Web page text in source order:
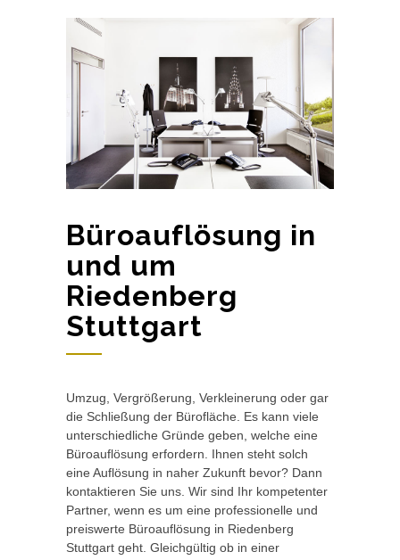
Büroauflösung in
und um
Riedenberg
Stuttgart
Umzug, Vergrößerung, Verkleinerung oder gar
die Schließung der Bürofläche. Es kann viele
unterschiedliche Gründe geben, welche eine
Büroauflösung erfordern. Ihnen steht solch
eine Auflösung in naher Zukunft bevor? Dann
kontaktieren Sie uns. Wir sind Ihr kompetenter
Partner, wenn es um eine professionelle und
preiswerte Büroauflösung in Riedenberg
Stuttgart geht. Gleichgültig ob in einer